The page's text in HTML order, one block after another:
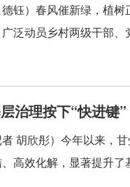
钰）春风催新绿，植
泛动员乡村两级干部
治理按下“快进键”
胡欣彤）今年以来，
高效化解，显著提升